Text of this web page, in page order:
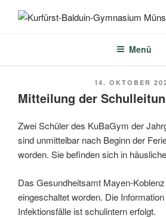
Inhalt
Menü
AM
14. OKTOBER
Mitteilung der
Zwei Schüler des KuBaGym der
sind unmittelbar nach Beginn der
worden. Sie befinden sich in
Das Gesundheitsamt Mayen-
eingeschaltet worden. Die
Infektionsfälle ist schulintern erfolgt.